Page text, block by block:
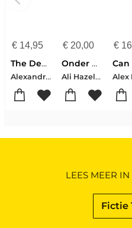
€14,95
The Devil She Knows
Alexandria Bellefleur
€20,00
Onder de mistletoe
Ali Hazelwood-Tessa Bailey-Alexandria Bellefleur-Olivia Dade-Alexis Daria
€
Fictie
LEES MEER